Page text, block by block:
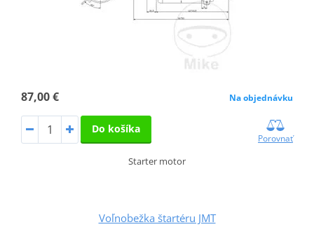
87,00 € Na objednávku
Do košíka
Porovnať
Starter motor
Voľnobežka štartéru JMT